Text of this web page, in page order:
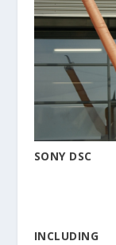
SONY DSC
INCLUDING